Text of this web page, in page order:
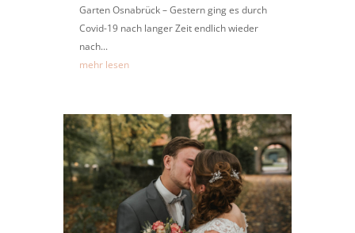
Garten Osnabrück – Gestern ging es durch
Covid-19 nach langer Zeit endlich wieder
nach...
mehr lesen